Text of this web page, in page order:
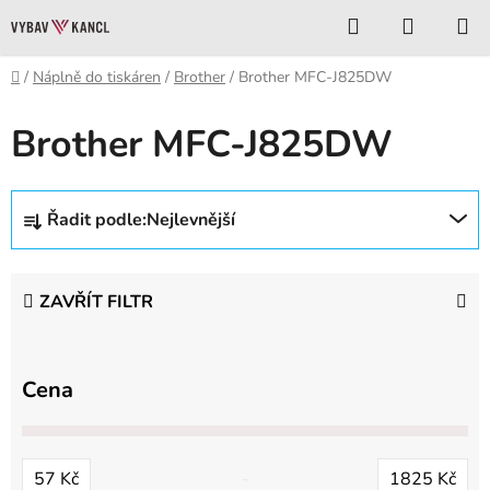
na
obsah
Hledat
KOŠÍK
Domů
/ Náplně do tiskáren / Brother / Brother MFC-J825DW
Brother MFC-J825DW
Ř
z
n
d
Řadit podle:Nejlevnější
ZAVŘÍT FILTR
Cena
57 Kč 1825 Kč